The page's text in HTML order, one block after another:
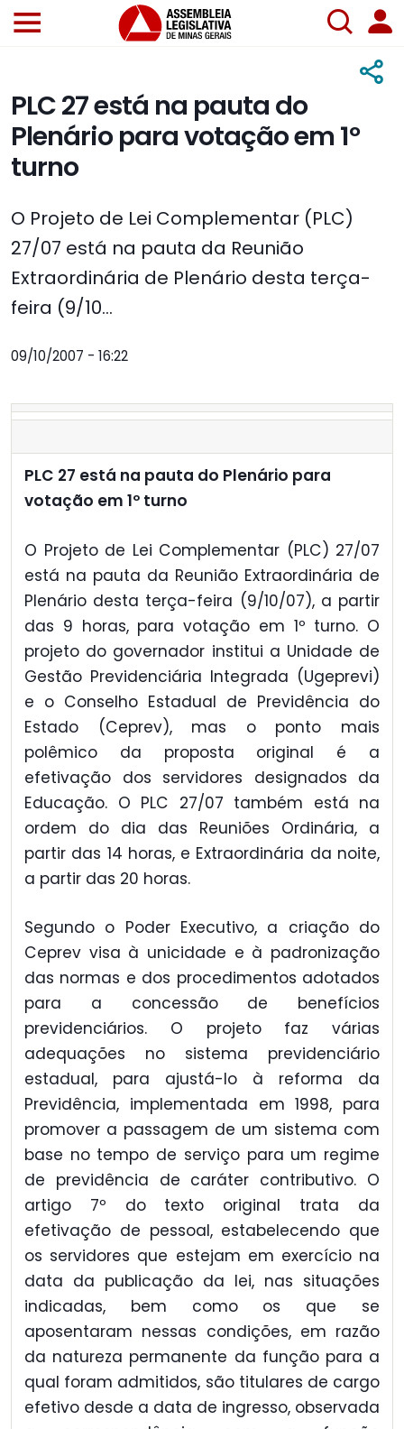
PLC 27 está na pauta do
Plenário para votação em 1º
turno
O Projeto de Lei Complementar (PLC)
27/07 está na pauta da Reunião
Extraordinária de Plenário desta terça-
feira (9/10...
09/10/2007 - 16:22
PLC 27 está na pauta do Plenário para
votação em 1º turno
O Projeto de Lei Complementar (PLC) 27/07
está na pauta da Reunião Extraordinária de
Plenário desta terça-feira (9/10/07), a partir
das 9 horas, para votação em 1º turno. O
projeto do governador institui a Unidade de
Gestão Previdenciária Integrada (Ugeprevi)
e o Conselho Estadual de Previdência do
Estado (Ceprev), mas o ponto mais
polêmico da proposta original é a
efetivação dos servidores designados da
Educação. O PLC 27/07 também está na
ordem do dia das Reuniões Ordinária, a
partir das 14 horas, e Extraordinária da noite,
a partir das 20 horas.
Segundo o Poder Executivo, a criação do
Ceprev visa à unicidade e à padronização
das normas e dos procedimentos adotados
para a concessão de benefícios
previdenciários. O projeto faz várias
adequações no sistema previdenciário
estadual, para ajustá-lo à reforma da
Previdência, implementada em 1998, para
promover a passagem de um sistema com
base no tempo de serviço para um regime
de previdência de caráter contributivo. O
artigo 7º do texto original trata da
efetivação de pessoal, estabelecendo que
os servidores que estejam em exercício na
data da publicação da lei, nas situações
indicadas, bem como os que se
aposentaram nessas condições, em razão
da natureza permanente da função para a
qual foram admitidos, são titulares de cargo
efetivo desde a data de ingresso, observada